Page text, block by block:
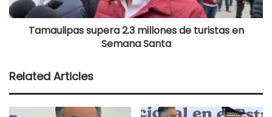
Tamaulipas supera 2.3 millones de turistas en
Semana Santa
Related Articles